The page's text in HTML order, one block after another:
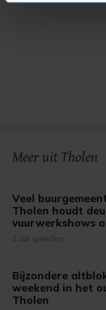
U kunt uw
Meer uit Tholen
Veel
Tholen houdt
vuurwerkshows
1 uur geleden
Bijzondere
weekend in het
Tholen